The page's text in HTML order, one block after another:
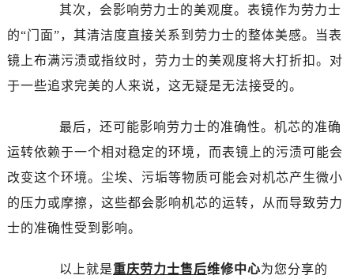
苏州市苏州工业园区星港街199号苏州中心办公楼C座22层08室（需提前预约）
武汉市江汉区解放大道686号世界贸易大厦38层09室（需提前预约）
青岛市南区山东路6号华润大厦B座22层04室（需提前预约）
贵阳市南明区都司高架桥路33号亨特国际金融中心14楼14D（需提前预约）
昆明市盘龙区北京路928号同德昆明广场写字楼10层06室（需提前预约）
海口市龙华区金贸东路5号海口华润大厦B座17层1707室（需提前预约）
其次，会影响劳力士的美观度。表镜作为劳力士
的“门面”，其清洁度直接关系到劳力士的整体美感。当表
镜上布满污渍或指纹时，劳力士的美观度将大打折扣。对
于一些追求完美的人来说，这无疑是无法接受的。
最后，还可能影响劳力士的准确性。机芯的准确
运转依赖于一个相对稳定的环境，而表镜上的污渍可能会
改变这个环境。尘埃、污垢等物质可能会对机芯产生微小
的压力或摩擦，这些都会影响机芯的运转，从而导致劳力
士的准确性受到影响。
以上就是重庆劳力士售后维修中心为您分享的